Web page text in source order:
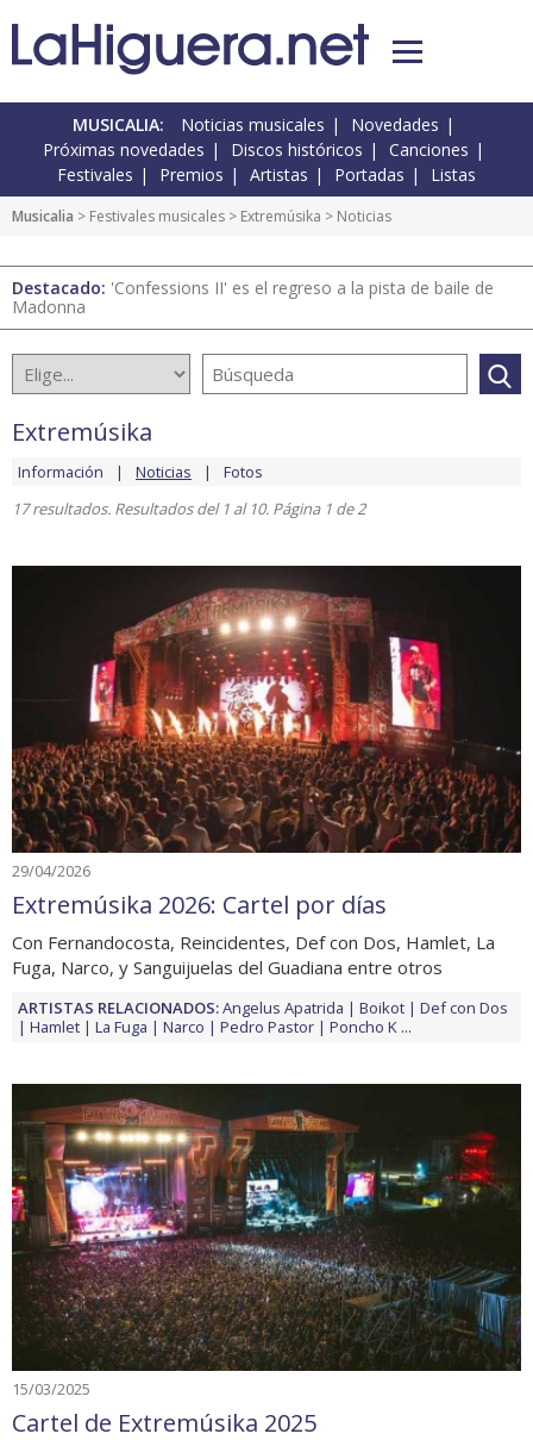
MUSICALIA: Noticias musicales
Novedades
Próximas novedades
Discos históricos
Canciones
Festivales
Premios Artistas Portadas Listas
Musicalia > Festivales musicales > Extremúsika > Noticias
Destacado: 'Confessions II' es el regreso a la pista de baile de
Madonna
Extremúsika
Información Noticias
Fotos
17 resultados. Resultados del 1 al 10. Página 1 de 2
29/04/2026
Extremúsika 2026: Cartel por días
Con Fernandocosta, Reincidentes, Def con Dos, Hamlet, La
Fuga, Narco, y Sanguijuelas del Guadiana entre otros
ARTISTAS RELACIONADOS:Angelus Apatrida Boikot
Def con Dos
Hamlet
La Fuga Narco Pedro Pastor Poncho K ...
15/03/2025
Cartel de Extremúsika 2025